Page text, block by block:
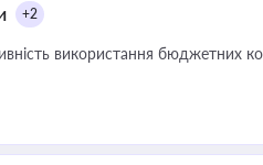
+2
використання бюджетних